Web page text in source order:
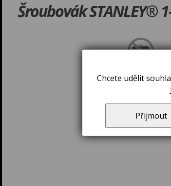
Šroubovák STANLEY®
Chcete udělit
Přijmout